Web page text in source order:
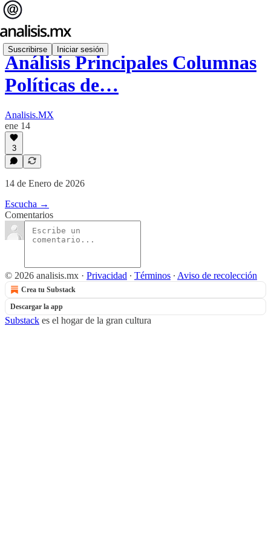
Suscribirse Iniciar sesión
Análisis Principales Columnas
Políticas de…
Analisis.MX
ene 14
3
14 de Enero de 2026
Escucha →
Comentarios
© 2026 analisis.mx · Privacidad ∙ Términos ∙ Aviso de recolección
Crea tu Substack
Descargar la app
Substack es el hogar de la gran cultura